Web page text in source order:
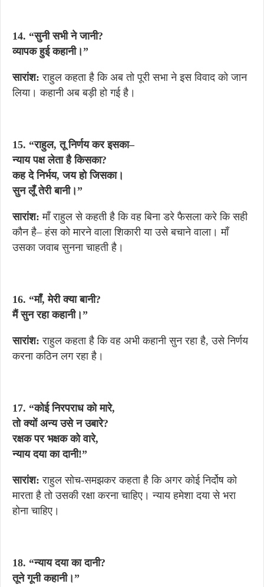
14. “सुनी सभी ने जानी?
व्यापक हुई कहानी।”
सारांश: राहुल कहता है कि अब तो पूरी सभा ने इस विवाद को जान
लिया। कहानी अब बड़ी हो गई है।
15. “राहुल, तू निर्णय कर इसका–
न्याय पक्ष लेता है किसका?
कह दे निर्भय, जय हो जिसका।
सुन लूँ तेरी बानी।”
सारांश:माँ राहुल से कहती है कि वह बिना डरे फैसला करे कि सही
कौन है– हंस को मारने वाला शिकारी या उसे बचाने वाला। माँ
उसका जवाब सुनना चाहती है।
16. “माँ, मेरी क्या बानी?
मैं सुन रहा कहानी।”
सारांश: राहुल कहता है कि वह अभी कहानी सुन रहा है, उसे निर्णय
करना कठिन लग रहा है।
17. “कोई निरपराध को मारे,
तो क्यों अन्य उसे न उबारे?
रक्षक पर भक्षक को वारे,
न्याय दया का दानी!”
सारांश: राहुल सोच-समझकर कहता है कि अगर कोई निर्दोष को
मारता है तो उसकी रक्षा करना चाहिए। न्याय हमेशा दया से भरा
होना चाहिए।
18. “न्याय दया का दानी?
तूने गूनी कहानी।”